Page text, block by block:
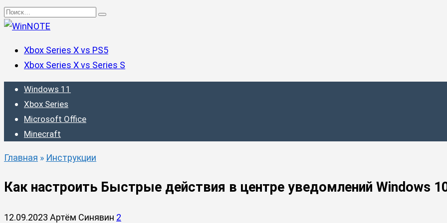
Перейти
к
Search
for:
Xbox Series X vs PS5
Xbox Series X vs Series S
Windows 11
Xbox Series
Microsoft Office
Minecraft
Главная » Инструкции
Как настроить Быстрые действия в центре уведомлений Windows
12.09.2023 Артём Синявин 2